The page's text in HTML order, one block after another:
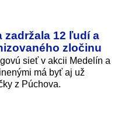
zadržala 12 ľudí a
zločinu
sieť v akcii Medelín a
má byť aj už
z Púchova.